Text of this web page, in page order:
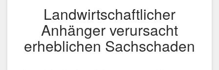
Landwirtschaftlicher
Anhänger verursacht
erheblichen Sachschaden